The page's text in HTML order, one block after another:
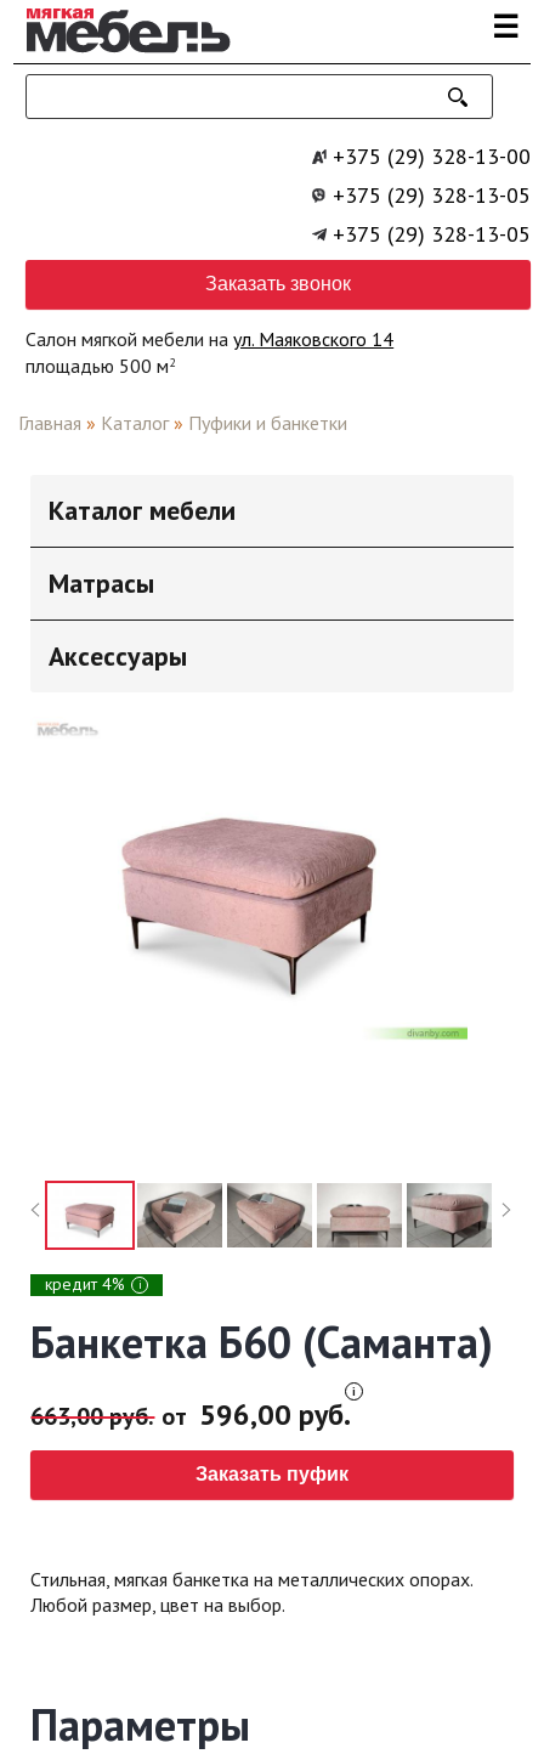
Перейти к основному содержанию ☰
+375 (29) 328-13-00
+375 (29) 328-13-05
+375 (29) 328-13-05
Заказать звонок
Салон мягкой мебели наул. Маяковского 14
площадью 500 м2
Главная » Каталог » Пуфики и банкетки
Каталог мебели
Матрасы
Аксессуары
кредит 4% i
Банкетка Б60 (Саманта)
663,00 руб. от 596,00 руб.
Заказать пуфик
Стильная, мягкая банкетка на металлических опорах.
Любой размер, цвет на выбор.
Параметры